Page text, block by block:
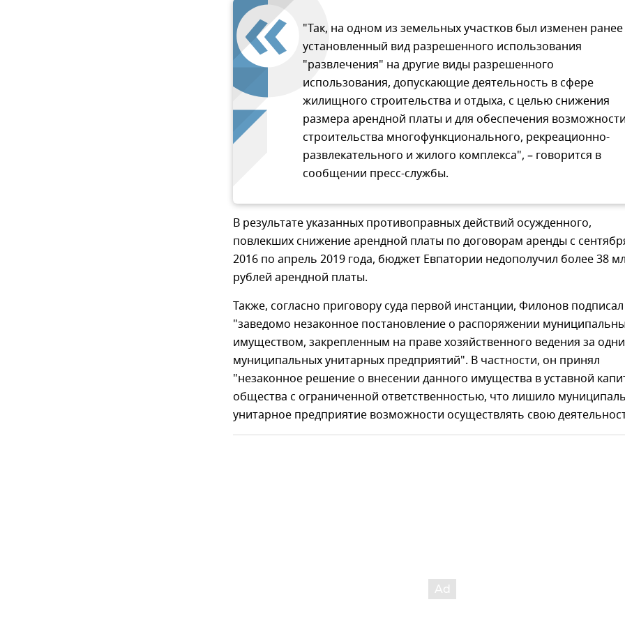
"Так, на одном из земельных участков был изменен ранее
установленный вид разрешенного использования
"развлечения" на другие виды разрешенного
использования, допускающие деятельность в сфере
жилищного строительства и отдыха, с целью снижения
размера арендной платы и для обеспечения возможности
строительства многофункционального, рекреационно-
развлекательного и жилого комплекса", – говорится в
сообщении пресс-службы.
В результате указанных противоправных действий осужденного,
повлекших снижение арендной платы по договорам аренды с
2016 по апрель 2019 года, бюджет Евпатории недополучил более 38
рублей арендной платы.
Также, согласно приговору суда первой инстанции, Филонов подписал
"заведомо незаконное постановление о распоряжении
имуществом, закрепленным на праве хозяйственного ведения за
муниципальных унитарных предприятий". В частности, он принял
"незаконное решение о внесении данного имущества в уставной
общества с ограниченной ответственностью, что лишило
унитарное предприятие возможности осуществлять свою